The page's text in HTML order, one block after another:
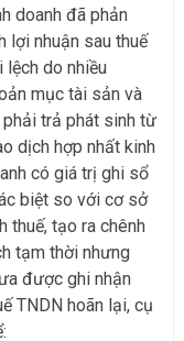
doanh đã phản
lợi nhuận sau thuế
lệch do nhiều
mục tài sản và
phải trả phát sinh từ
dịch hợp nhất kinh
có giá trị ghi sổ
biệt so với cơ sở
thuế, tạo ra chênh
tạm thời nhưng
được ghi nhận
TNDN hoãn lại, cụ